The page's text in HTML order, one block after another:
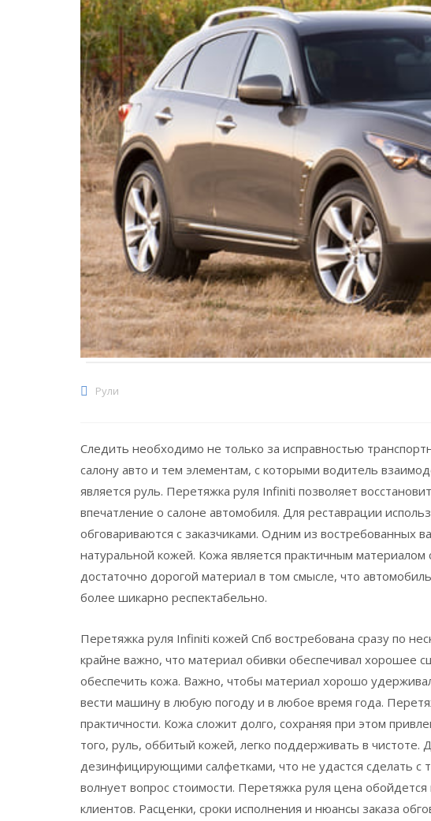
Рули
Следить необходимо не только за исправностью
салону авто и тем элементам, с которыми водитель
является руль. Перетяжка руля Infiniti позволяет
впечатление о салоне автомобиля. Для реставрации
обговариваются с заказчиками. Одним из востребованных
натуральной кожей. Кожа является практичным
достаточно дорогой материал в том смысле, что
более шикарно респектабельно.
Перетяжка руля Infiniti кожей Спб востребована сразу по
крайне важно, что материал обивки обеспечивал хорошее
обеспечить кожа. Важно, чтобы материал хорошо
вести машину в любую погоду и в любое время года.
практичности. Кожа сложит долго, сохраняя при этом
того, руль, оббитый кожей, легко поддерживать в чистоте.
дезинфицирующими салфетками, что не удастся сделать с
волнует вопрос стоимости. Перетяжка руля цена
клиентов. Расценки, сроки исполнения и нюансы заказа